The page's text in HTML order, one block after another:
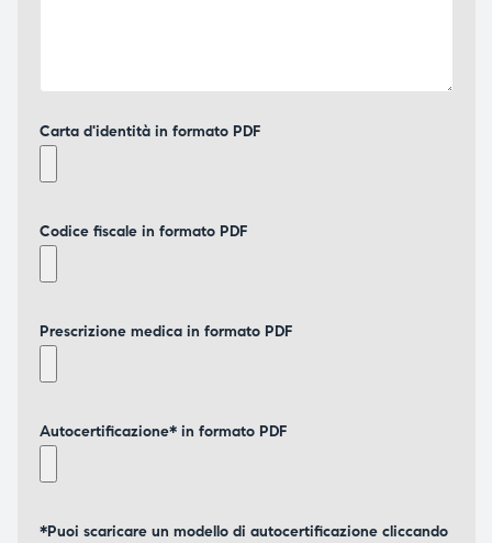
Carta d'identità in formato PDF
Codice fiscale in formato PDF
Prescrizione medica in formato PDF
Autocertificazione* in formato PDF
*Puoi scaricare un modello di autocertificazione cliccando